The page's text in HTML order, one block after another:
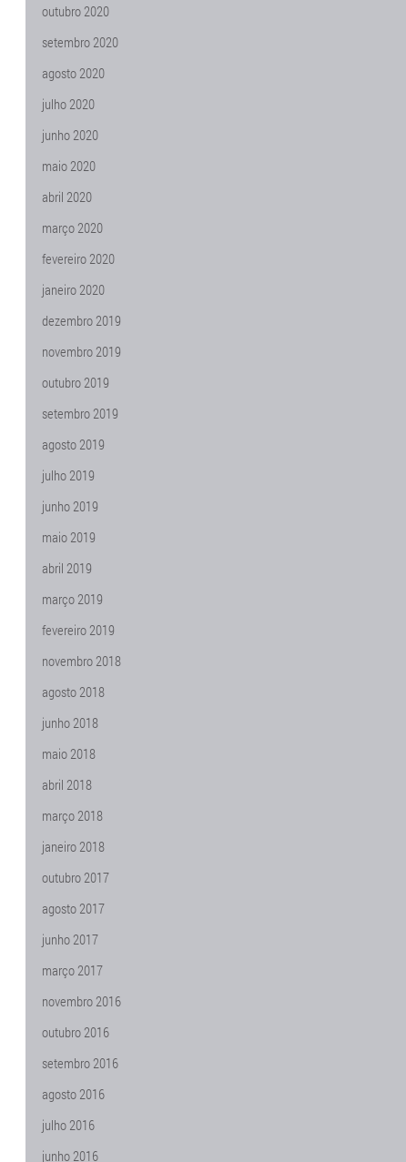
outubro 2020
setembro 2020
agosto 2020
julho 2020
junho 2020
maio 2020
abril 2020
março 2020
fevereiro 2020
janeiro 2020
dezembro 2019
novembro 2019
outubro 2019
setembro 2019
agosto 2019
julho 2019
junho 2019
maio 2019
abril 2019
março 2019
fevereiro 2019
novembro 2018
agosto 2018
junho 2018
maio 2018
abril 2018
março 2018
janeiro 2018
outubro 2017
agosto 2017
junho 2017
março 2017
novembro 2016
outubro 2016
setembro 2016
agosto 2016
julho 2016
junho 2016